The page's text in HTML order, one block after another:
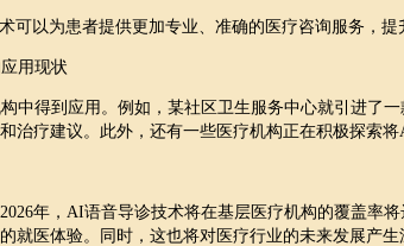
可以为患者提供更加专业、准确的医疗咨询服务，提
用现状
中得到应用。例如，某社区卫生服务中心就引进了
治疗建议。此外，还有一些医疗机构正在积极探索将
年，AI语音导诊技术将在基层医疗机构的覆盖率
就医体验。同时，这也将对医疗行业的未来发展产生